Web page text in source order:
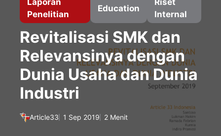
Laporan
Penelitian
Education
Riset
Internal
Revitalisasi SMK dan
Relevansinya dengan
Dunia Usaha dan Dunia
Industri
Article33 1 Sep 2019 2 Menit